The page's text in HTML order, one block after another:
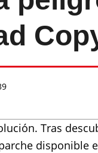
Tras
disponible